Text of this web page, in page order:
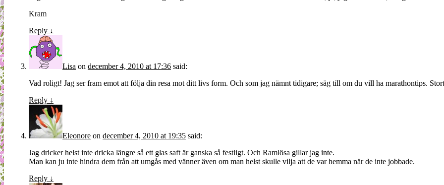
Kram
Reply ↓
Lisa on december 4, 2010 at 17:36 said:
Vad roligt! Jag ser fram emot att följa din resa mot ditt livs form. Och som jag nämnt tidigare; säg till om du vill ha marathontips.
Reply ↓
Eleonore on december 4, 2010 at 19:35 said:
Jag dricker helst inte dricka längre så ett glas saft är ganska så festligt. Och Ramlösa gillar jag inte.
Man kan ju inte hindra dem från att umgås med vänner även om man helst skulle vilja att de var hemma när de inte jobbade.
Reply ↓